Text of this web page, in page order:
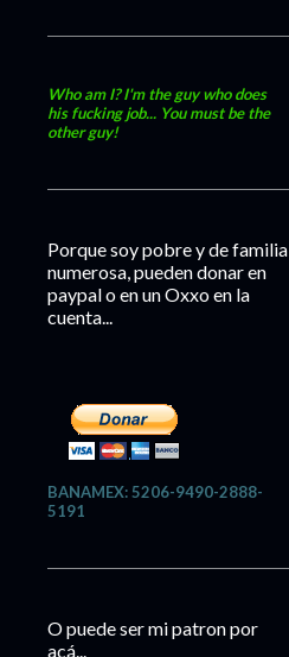
Who am I? I'm the guy who does
his fucking job... You must be the
other guy!
Porque soy pobre y de familia
numerosa, pueden donar en
paypal o en un Oxxo en la
cuenta...
BANAMEX: 5206-9490-2888-
5191
O puede ser mi patron por
acá...